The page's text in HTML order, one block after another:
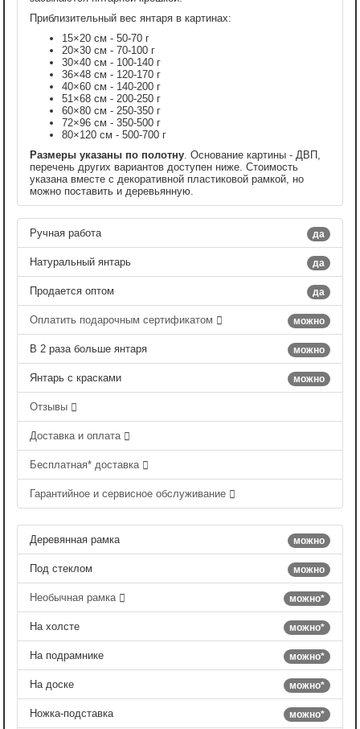
Приблизительный вес янтаря в картинах:
15×20 см - 50-70 г
20×30 см - 70-100 г
30×40 см - 100-140 г
36×48 см - 120-170 г
40×60 см - 140-200 г
51×68 см - 200-250 г
60×80 см - 250-350 г
72×96 см - 350-500 г
80×120 см - 500-700 г
Размеры указаны по полотну. Основание картины - ДВП,
перечень других вариантов доступен ниже. Стоимость
указана вместе с декоративной пластиковой рамкой, но
можно поставить и деревьянную.
да
Ручная работа
да
Натуральный янтарь
да
Продается оптом
можно
Оплатить подарочным сертификатом
можно
В 2 раза больше янтаря
можно
Янтарь с красками
Отзывы
Доставка и оплата
Бесплатная* доставка
Гарантийное и сервисное обслуживание
можно
Деревянная рамка
можно
Под стеклом
можно*
Необычная рамка
можно*
На холсте
можно*
На подрамнике
можно*
На доске
можно*
Ножка-подставка